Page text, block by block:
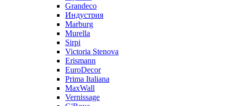
Grandeco
Индустрия
Marburg
Murella
Sirpi
Victoria Stenova
Erismann
EuroDecor
Prima Italiana
MaxWall
Vernissage